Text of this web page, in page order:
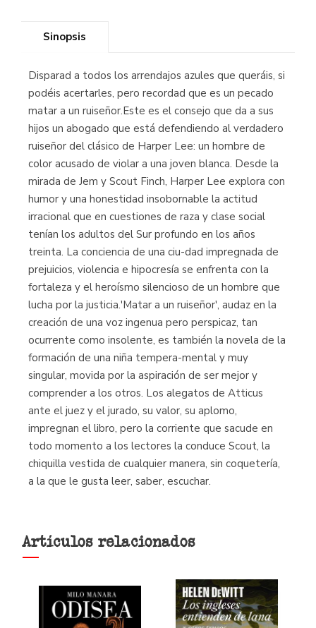
Sinopsis
Disparad a todos los arrendajos azules que queráis, si
podéis acertarles, pero recordad que es un pecado
matar a un ruiseñor.Este es el consejo que da a sus
hijos un abogado que está defendiendo al verdadero
ruiseñor del clásico de Harper Lee: un hombre de
color acusado de violar a una joven blanca. Desde la
mirada de Jem y Scout Finch, Harper Lee explora con
humor y una honestidad insobornable la actitud
irracional que en cuestiones de raza y clase social
tenían los adultos del Sur profundo en los años
treinta. La conciencia de una ciu-dad impregnada de
prejuicios, violencia e hipocresía se enfrenta con la
fortaleza y el heroísmo silencioso de un hombre que
lucha por la justicia.'Matar a un ruiseñor', audaz en la
creación de una voz ingenua pero perspicaz, tan
ocurrente como insolente, es también la novela de la
formación de una niña tempera-mental y muy
singular, movida por la aspiración de ser mejor y
comprender a los otros. Los alegatos de Atticus
ante el juez y el jurado, su valor, su aplomo,
impregnan el libro, pero la corriente que sacude en
todo momento a los lectores la conduce Scout, la
chiquilla vestida de cualquier manera, sin coquetería,
a la que le gusta leer, saber, escuchar.
Artículos relacionados